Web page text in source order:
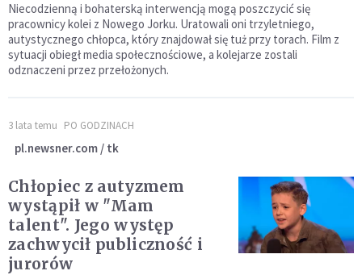
Niecodzienną i bohaterską interwencją mogą poszczycić się
pracownicy kolei z Nowego Jorku. Uratowali oni trzyletniego,
autystycznego chłopca, który znajdował się tuż przy torach. Film z
sytuacji obiegł media społecznościowe, a kolejarze zostali
odznaczeni przez przełożonych.
3 lata temu PO GODZINACH
pl.newsner.com / tk
Chłopiec z autyzmem
wystąpił w "Mam
talent". Jego występ
zachwycił publiczność i
jurorów